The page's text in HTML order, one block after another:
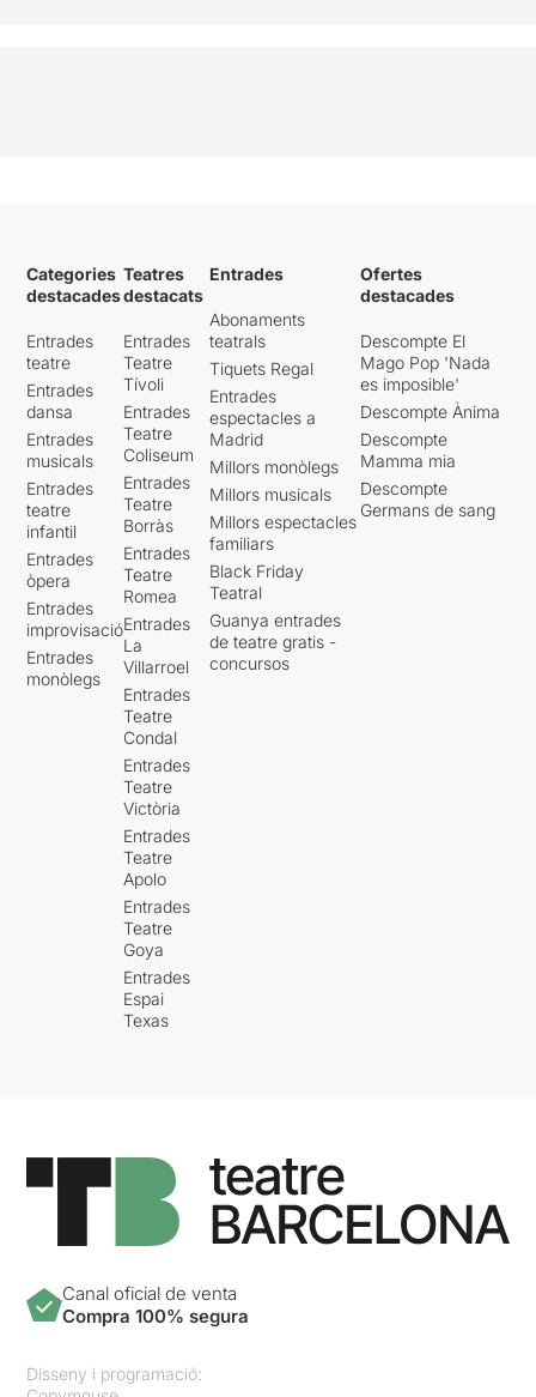
Categories
destacades
Entrades
teatre
Entrades
dansa
Entrades
musicals
Entrades
teatre
infantil
Entrades
òpera
Entrades
improvisació
Entrades
monòlegs
Teatres
destacats
Entrades
Teatre
Tívoli
Entrades
Teatre
Coliseum
Entrades
Teatre
Borràs
Entrades
Teatre
Romea
Entrades
La
Villarroel
Entrades
Teatre
Condal
Entrades
Teatre
Victòria
Entrades
Teatre
Apolo
Entrades
Teatre
Goya
Entrades
Espai
Texas
Entrades
Abonaments
teatrals
Tiquets Regal
Entrades
espectacles a
Madrid
Millors monòlegs
Millors musicals
Millors espectacles
familiars
Black Friday
Teatral
Guanya entrades
de teatre gratis -
concursos
Ofertes
destacades
Descompte El
Mago Pop 'Nada
es imposible'
Descompte Ànima
Descompte
Mamma mia
Descompte
Germans de sang
Canal oficial de venta
Compra 100% segura
Disseny i programació: